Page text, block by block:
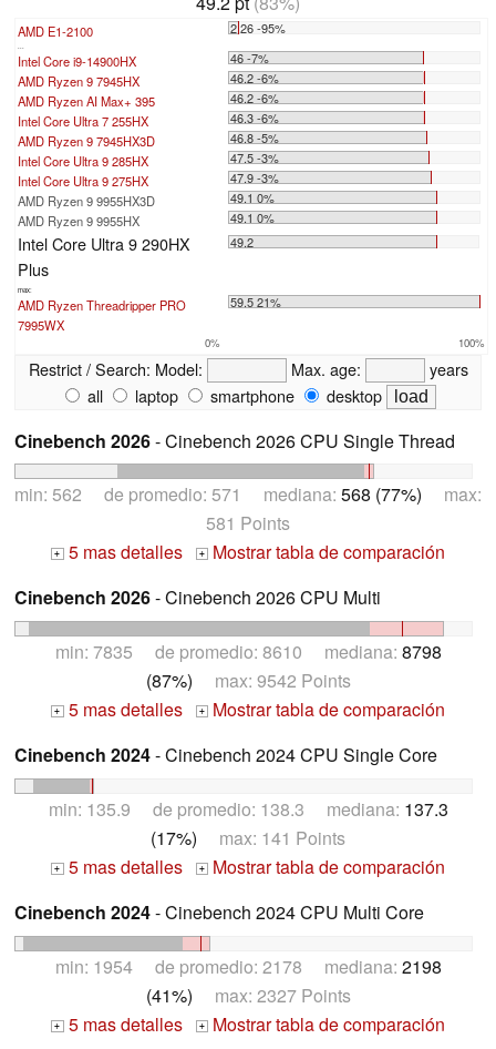
AMD E1-2100 2.26 -95%
Intel Core i9-14900HX
46 -7%
AMD Ryzen 9 7945HX
46.2 -6%
AMD Ryzen AI Max+ 395
46.2 -6%
Intel Core Ultra 7 255HX
46.3 -6%
AMD Ryzen 9 7945HX3D
46.8 -5%
Intel Core Ultra 9 285HX
47.5 -3%
Intel Core Ultra 9 275HX
47.9 -3%
AMD Ryzen 9 9955HX3D
49.1 0%
AMD Ryzen 9 9955HX
49.1 0%
Intel Core Ultra 9 290HX
Plus
49.2
max:
AMD Ryzen Threadripper PRO
7995WX
59.5 21%
0% 100%
Restrict / Search: Model: Max. age:
years
all
laptop smartphone desktop
Cinebench 2026- Cinebench 2026 CPU Single Thread
min: 562 de promedio: 571 mediana: 568 (77%) max:
581 Points
+ 5 mas detalles +
Mostrar tabla de comparación
Cinebench 2026- Cinebench 2026 CPU Multi
min: 7835 de promedio: 8610 mediana: 8798
(87%) max: 9542 Points
+ 5 mas detalles +
Mostrar tabla de comparación
Cinebench 2024- Cinebench 2024 CPU Single Core
min: 135.9 de promedio: 138.3 mediana: 137.3
(17%) max: 141 Points
+ 5 mas detalles +
Mostrar tabla de comparación
Cinebench 2024- Cinebench 2024 CPU Multi Core
min: 1954 de promedio: 2178 mediana: 2198
(41%) max: 2327 Points
+ 5 mas detalles + Mostrar tabla de comparación